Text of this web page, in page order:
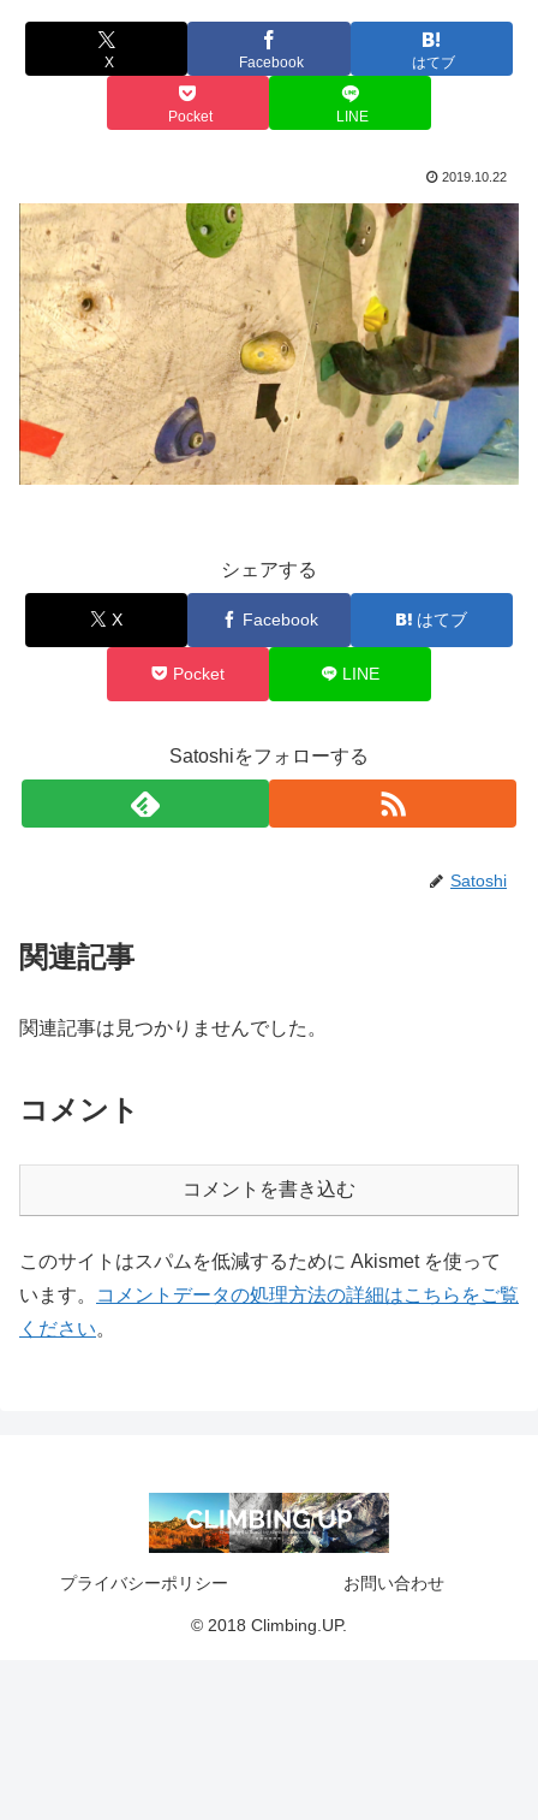
X Facebook はてブ
Pocket LINE
2019.10.22
シェアする
X Facebook はてブ
Pocket LINE
Satoshiをフォローする
Satoshi
関連記事
関連記事は見つかりませんでした。
コメント
コメントを書き込む
このサイトはスパムを低減するために Akismet を使って
います。
コメントデータの処理方法の詳細はこちらをご覧
ください。
プライバシーポリシー お問い合わせ
© 2018 Climbing.UP.